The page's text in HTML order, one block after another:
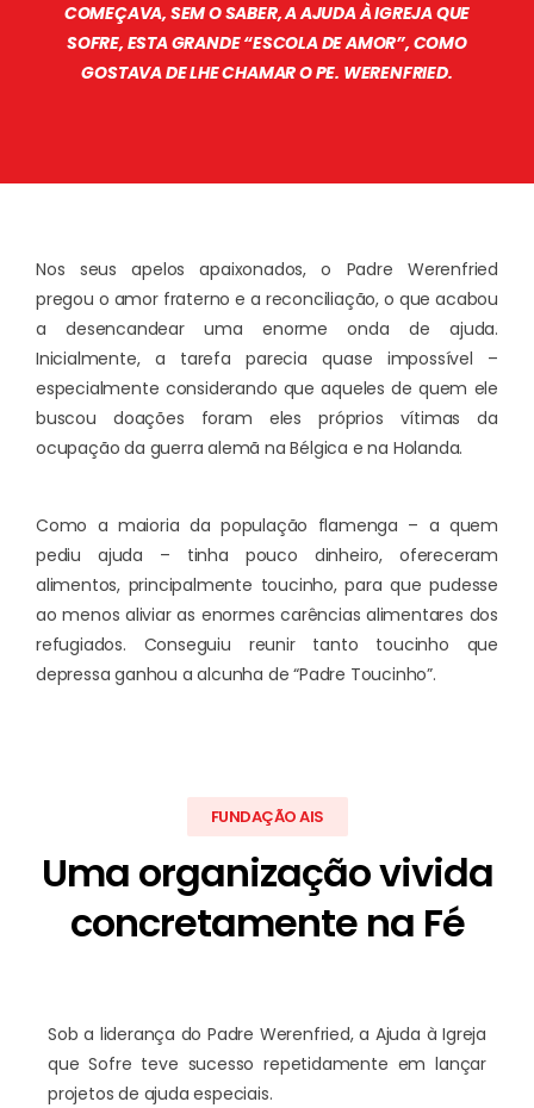
COMEÇAVA, SEM O SABER, A AJUDA À IGREJA QUE
SOFRE, ESTA GRANDE “ESCOLA DE AMOR”, COMO
GOSTAVA DE LHE CHAMAR O PE. WERENFRIED.
Nos seus apelos apaixonados, o Padre Werenfried
pregou o amor fraterno e a reconciliação, o que acabou
a desencandear uma enorme onda de ajuda.
Inicialmente, a tarefa parecia quase impossível –
especialmente considerando que aqueles de quem ele
buscou doações foram eles próprios vítimas da
ocupação da guerra alemã na Bélgica e na Holanda.
Como a maioria da população flamenga – a quem
pediu ajuda – tinha pouco dinheiro, ofereceram
alimentos, principalmente toucinho, para que pudesse
ao menos aliviar as enormes carências alimentares dos
refugiados. Conseguiu reunir tanto toucinho que
depressa ganhou a alcunha de “Padre Toucinho”.
FUNDAÇÃO AIS
Uma organização vivida
concretamente na Fé
Sob a liderança do Padre Werenfried, a Ajuda à Igreja
que Sofre teve sucesso repetidamente em lançar
projetos de ajuda especiais.